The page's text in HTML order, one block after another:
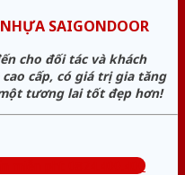
SAIGONDOOR
cho đối tác và khách
cấp, có giá trị gia tăng
tương lai tốt đẹp hơn!
miễn phí: 0824.400.400